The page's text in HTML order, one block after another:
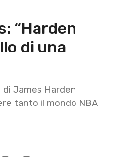
“Harden
di una
James Harden
tanto il mondo NBA